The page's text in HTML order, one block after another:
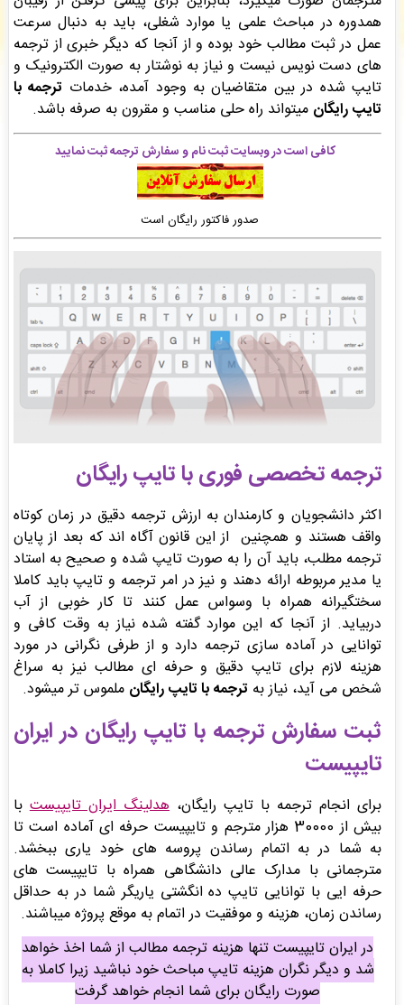
پگاه آرمین مهر
: سفارش تحلیل آماری با SPSS شما ثبت شد به زودی توسط اپراتور بررسی خواهد
شد. -( جمعه ۰۵/۰۵/۱۶ ۲۰:۲۴:۲۵)
امیر باخدا: پیش فاکتور شما با موفقیت پرداخت شد و سفارش تایپ، صفحه آرایی شما در حال
انجام است. -( جمعه ۰۵/۰۵/۱۶ ۲۰:۲۳:۲۲)
شهریار شهریار : فاکتور نهایی برای سفارش تایپ، صفحه آرایی شما صادر گردید برای دریافت
سفارش خود اقدام نمایید. -( جمعه ۰۵/۰۵/۱۶ ۲۰:۲۱:۰۹)
همدوره در مباحث علمی یا موارد شغلی، باید به دنبال سرعت
عمل در ثبت مطالب خود بوده و از آنجا که دیگر خبری از ترجمه
های دست نویس نیست و نیاز به نوشتار به صورت الکترونیک و
تایپ شده در بین متقاضیان به وجود آمده، خدمات ترجمه با
تایپ رایگان میتواند راه حلی مناسب و مقرون به صرفه باشد.
کافی است در وبسایت ثبت نام و سفارش ترجمه ثبت نمایید
صدور فاکتور رایگان است
ترجمه تخصصی فوری با تایپ رایگان
اکثر دانشجویان و کارمندان به ارزش ترجمه دقیق در زمان کوتاه
واقف هستند و همچنین از این قانون آگاه اند که بعد از پایان
ترجمه مطلب، باید آن را به صورت تایپ شده و صحیح به استاد
یا مدیر مربوطه ارائه دهند و نیز در امر ترجمه و تایپ باید کاملا
سختگیرانه همراه با وسواس عمل کنند تا کار خوبی از آب
دربیاید. از آنجا که این موارد گفته شده نیاز به وقت کافی و
توانایی در آماده سازی ترجمه دارد و از طرفی نگرانی در مورد
هزینه لازم برای تایپ دقیق و حرفه ای مطالب نیز به سراغ
شخص می آید، نیاز به ترجمه با تایپ رایگان ملموس تر میشود.
ثبت سفارش ترجمه با تایپ رایگان در ایران
تایپیست
برای انجام ترجمه با تایپ رایگان،هدلینگ ایران تایپیستبا
بیش از 30000 هزار مترجم و تایپیست حرفه ای آماده است تا
به شما در به اتمام رساندن پروسه های خود یاری ببخشد.
مترجمانی با مدارک عالی دانشگاهی همراه با تایپیست های
حرفه ایی با توانایی تایپ ده انگشتی یاریگر شما در به حداقل
رساندن زمان، هزینه و موفقیت در اتمام به موقع پروژه میباشند.
در ایران تایپیست تنها هزینه ترجمه مطالب از شما اخذ خواهد
شد و دیگر نگران هزینه تایپ مباحث خود نباشید زیرا کاملا به
صورت رایگان برای شما انجام خواهد گرفت